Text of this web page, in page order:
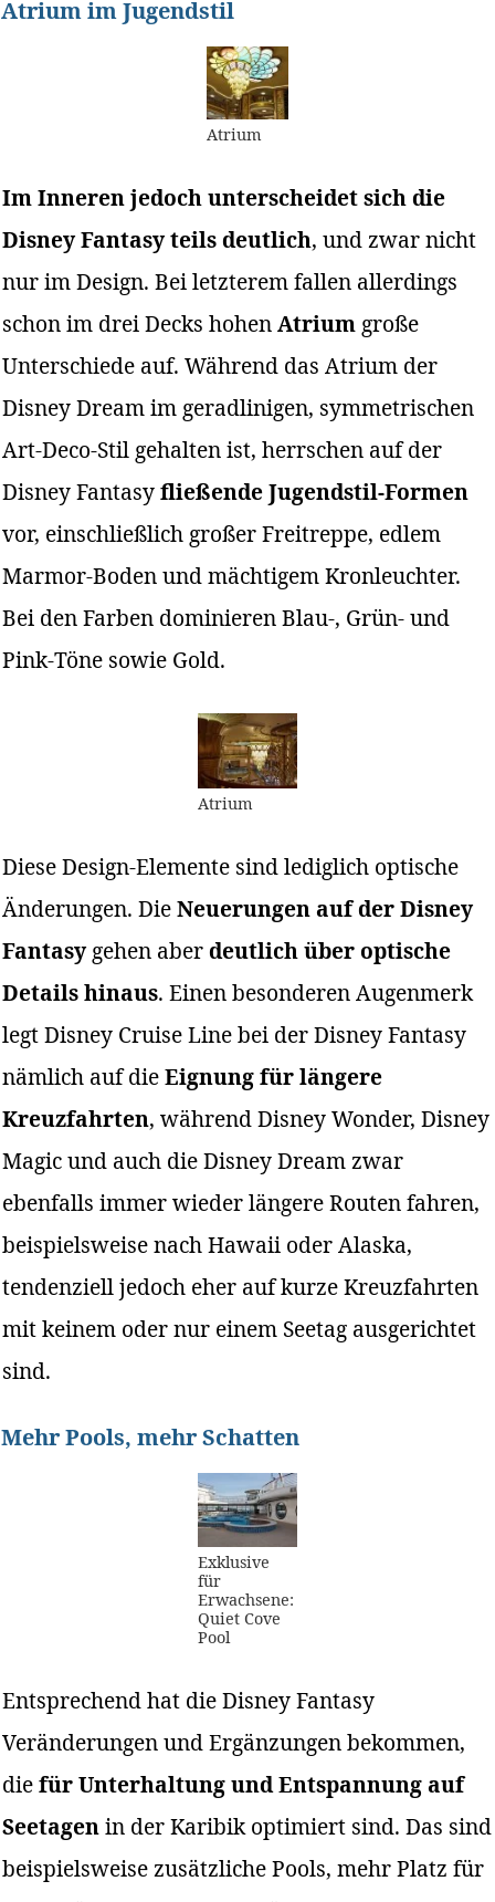
Atrium im Jugendstil
Atrium
Im Inneren jedoch unterscheidet sich die
Disney Fantasy teils deutlich, und zwar nicht
nur im Design. Bei letzterem fallen allerdings
schon im drei Decks hohenAtrium große
Unterschiede auf. Während das Atrium der
Disney Dream im geradlinigen, symmetrischen
Art-Deco-Stil gehalten ist, herrschen auf der
Disney Fantasyfließende Jugendstil-Formen
vor, einschließlich großer Freitreppe, edlem
Marmor-Boden und mächtigem Kronleuchter.
Bei den Farben dominieren Blau-, Grün- und
Pink-Töne sowie Gold.
Atrium
Diese Design-Elemente sind lediglich optische
Änderungen. DieNeuerungen auf der Disney
Fantasygehen aberdeutlich über optische
Details hinaus. Einen besonderen Augenmerk
legt Disney Cruise Line bei der Disney Fantasy
nämlich auf dieEignung für längere
Kreuzfahrten, während Disney Wonder, Disney
Magic und auch die Disney Dream zwar
ebenfalls immer wieder längere Routen fahren,
beispielsweise nach Hawaii oder Alaska,
tendenziell jedoch eher auf kurze Kreuzfahrten
mit keinem oder nur einem Seetag ausgerichtet
sind.
Mehr Pools, mehr Schatten
Exklusive
für
Erwachsene:
Quiet Cove
Pool
Entsprechend hat die Disney Fantasy
Veränderungen und Ergänzungen bekommen,
diefür Unterhaltung und Entspannung auf
Seetagenin der Karibik optimiert sind. Das sind
beispielsweise zusätzliche Pools, mehr Platz für